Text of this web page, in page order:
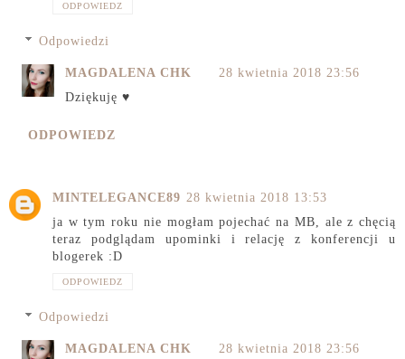
ODPOWIEDZ
Odpowiedzi
MAGDALENA CHK
28 kwietnia 2018 23:56
Dziękuję ♥
ODPOWIEDZ
MINTELEGANCE89 28 kwietnia 2018 13:53
ja w tym roku nie mogłam pojechać na MB, ale z chęcią
teraz podglądam upominki i relację z konferencji u
blogerek :D
ODPOWIEDZ
Odpowiedzi
MAGDALENA CHK
28 kwietnia 2018 23:56